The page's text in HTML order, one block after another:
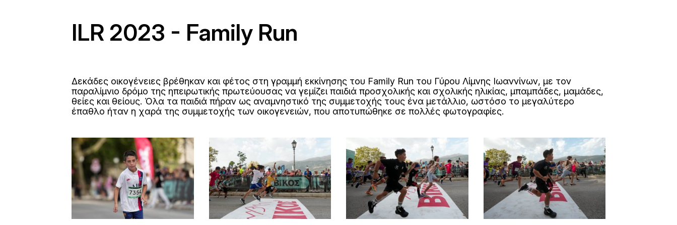
ILR 2023 - Family Run
Δεκάδες οικογένειες βρέθηκαν και φέτος στη γραμμή εκκίνησης του Family Run του Γύρου Λίμνης Ιωαννίνων, με τον
παραλίμνιο δρόμο της ηπειρωτικής πρωτεύουσας να γεμίζει παιδιά προσχολικής και σχολικής ηλικίας, μπαμπάδες, μαμάδες,
θείες και θείους. Όλα τα παιδιά πήραν ως αναμνηστικό της συμμετοχής τους ένα μετάλλιο, ωστόσο το μεγαλύτερο
έπαθλο ήταν η χαρά της συμμετοχής των οικογενειών, που αποτυπώθηκε σε πολλές φωτογραφίες.